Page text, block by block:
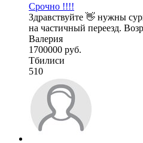
Срочно !!!!
Здравствуйте 👋 нужны
на частичный переезд.
Валерия
1700000 руб.
Тбилиси
510